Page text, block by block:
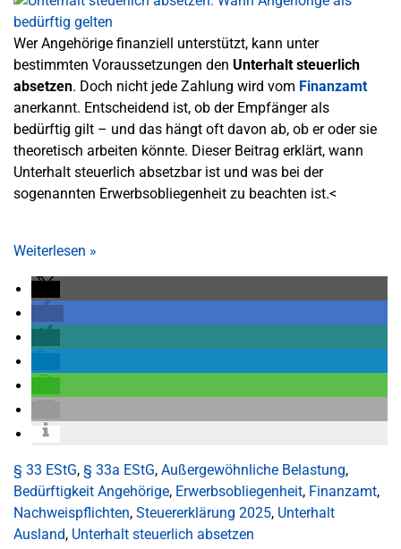
Wer Angehörige finanziell unterstützt, kann unter
bestimmten Voraussetzungen den Unterhalt steuerlich
absetzen. Doch nicht jede Zahlung wird vom Finanzamt
anerkannt. Entscheidend ist, ob der Empfänger als
bedürftig gilt – und das hängt oft davon ab, ob er oder sie
theoretisch arbeiten könnte. Dieser Beitrag erklärt, wann
Unterhalt steuerlich absetzbar ist und was bei der
sogenannten Erwerbsobliegenheit zu beachten ist.<
Weiterlesen »
§ 33 EStG, § 33a EStG, Außergewöhnliche Belastung,
Bedürftigkeit Angehörige, Erwerbsobliegenheit, Finanzamt,
Nachweispflichten, Steuererklärung 2025, Unterhalt
Ausland, Unterhalt steuerlich absetzen